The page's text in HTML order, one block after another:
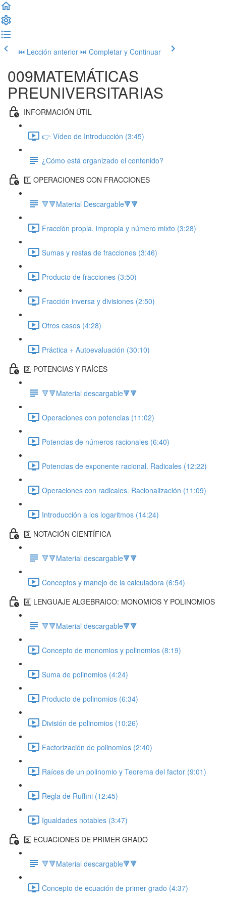
⏮ Lección anterior ⏭ Completar y Continuar
009MATEMÁTICAS
PREUNIVERSITARIAS
INFORMACIÓN ÚTIL
👉 Vídeo de Introducción (3:45)
¿Cómo está organizado el contenido?
1️⃣ OPERACIONES CON FRACCIONES
🔻🔻Material Descargable🔻🔻
Fracción propia, impropia y número mixto (3:28)
Sumas y restas de fracciones (3:46)
Producto de fracciones (3:50)
Fracción inversa y divisiones (2:50)
Otros casos (4:28)
Práctica + Autoevaluación (30:10)
2️⃣ POTENCIAS Y RAÍCES
🔻🔻Material descargable🔻🔻
Operaciones con potencias (11:02)
Potencias de números racionales (6:40)
Potencias de exponente racional. Radicales (12:22)
Operaciones con radicales. Racionalización (11:09)
Introducción a los logaritmos (14:24)
3️⃣ NOTACIÓN CIENTÍFICA
🔻🔻Material descargable🔻🔻
Conceptos y manejo de la calculadora (6:54)
4️⃣ LENGUAJE ALGEBRAICO: MONOMIOS Y POLINOMIOS
🔻🔻Material descargable🔻🔻
Concepto de monomios y polinomios (8:19)
Suma de polinomios (4:24)
Producto de polinomios (6:34)
División de polinomios (10:26)
Factorización de polinomios (2:40)
Raíces de un polinomio y Teorema del factor (9:01)
Regla de Ruffini (12:45)
Igualdades notables (3:47)
5️⃣ ECUACIONES DE PRIMER GRADO
🔻🔻Material descargable🔻🔻
Concepto de ecuación de primer grado (4:37)